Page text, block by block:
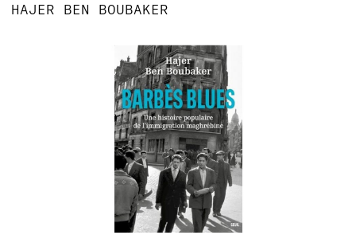
HAJER BEN BOUBAKER